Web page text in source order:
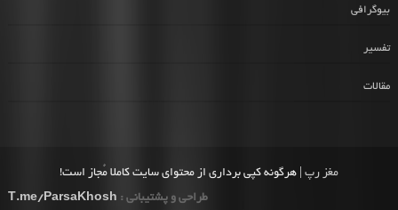
بیوگرافی
تفسیر
مقالات
مغز رپ | هرگونه کپی برداری از محتوای سایت کاملا مُجاز است!
طراحی و پشتیبانی : T.me/ParsaKhosh